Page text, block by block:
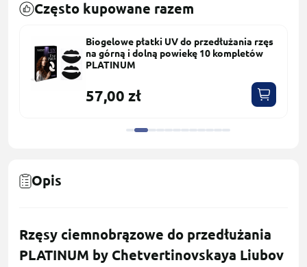
Często kupowane razem
Biogelowe płatki UV do przedłużania rzęs
na górną i dolną powiekę 10 kompletów
PLATINUM
57,00 zł
Opis
Rzęsy ciemnobrązowe do przedłużania
PLATINUM by Chetvertinovskaya Liubov